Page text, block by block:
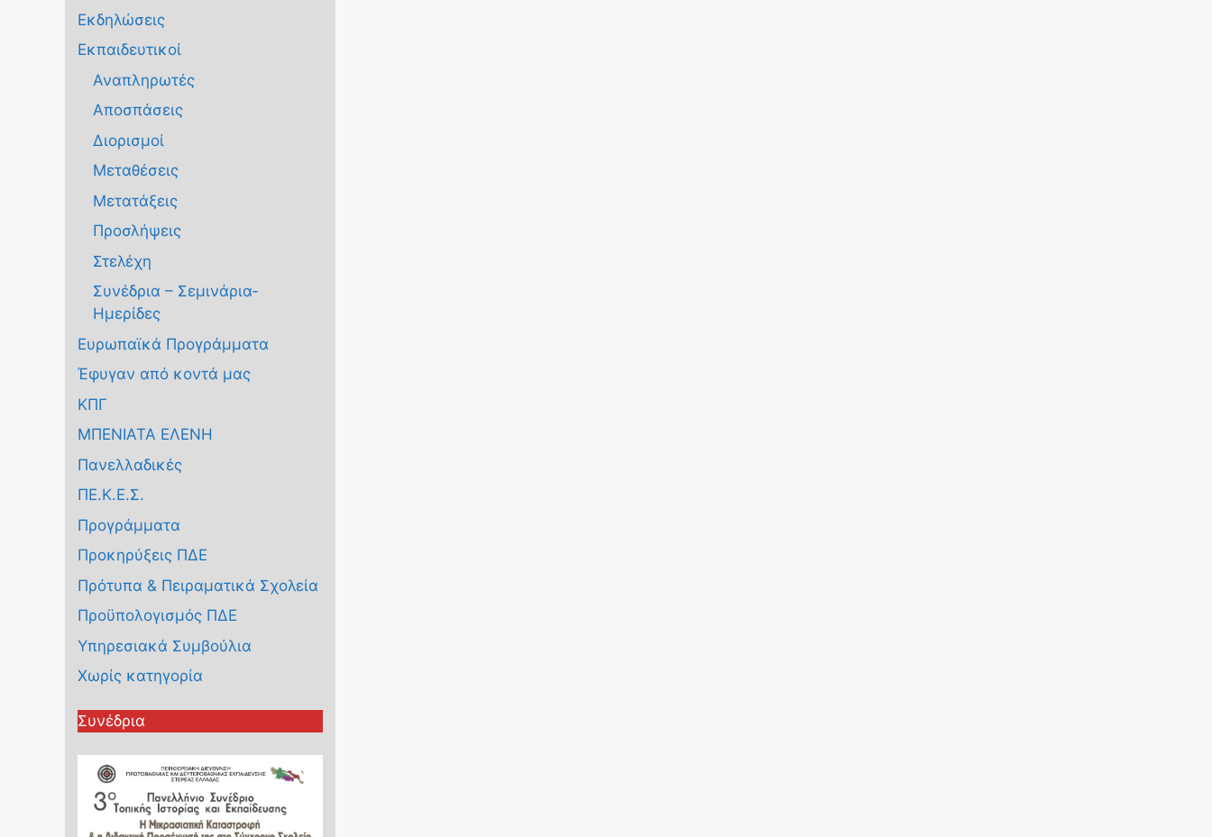
Εκδηλώσεις
Εκπαιδευτικοί
Αναπληρωτές
Αποσπάσεις
Διορισμοί
Μεταθέσεις
Μετατάξεις
Προσλήψεις
Στελέχη
Συνέδρια – Σεμινάρια-
Ημερίδες
Ευρωπαϊκά Προγράμματα
Έφυγαν από κοντά μας
ΚΠΓ
ΜΠΕΝΙΑΤΑ ΕΛΕΝΗ
Πανελλαδικές
ΠΕ.Κ.Ε.Σ.
Προγράμματα
Προκηρύξεις ΠΔΕ
Πρότυπα & Πειραματικά Σχολεία
Προϋπολογισμός ΠΔΕ
Υπηρεσιακά Συμβούλια
Χωρίς κατηγορία
Συνέδρια